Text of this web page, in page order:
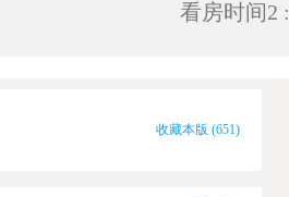
看房时间2 :
收藏本版 (651)